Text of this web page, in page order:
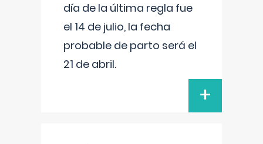
día de la última regla fue
el 14 de julio, la fecha
probable de parto será el
21 de abril.
+